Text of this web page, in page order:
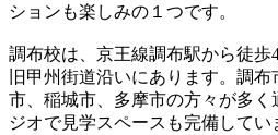
ションも楽しみの１つです。
調布校は、京王線調布駅から徒
旧甲州街道沿いにあります。調
市、稲城市、多摩市の方々が多
ジオで見学スペースも完備してい